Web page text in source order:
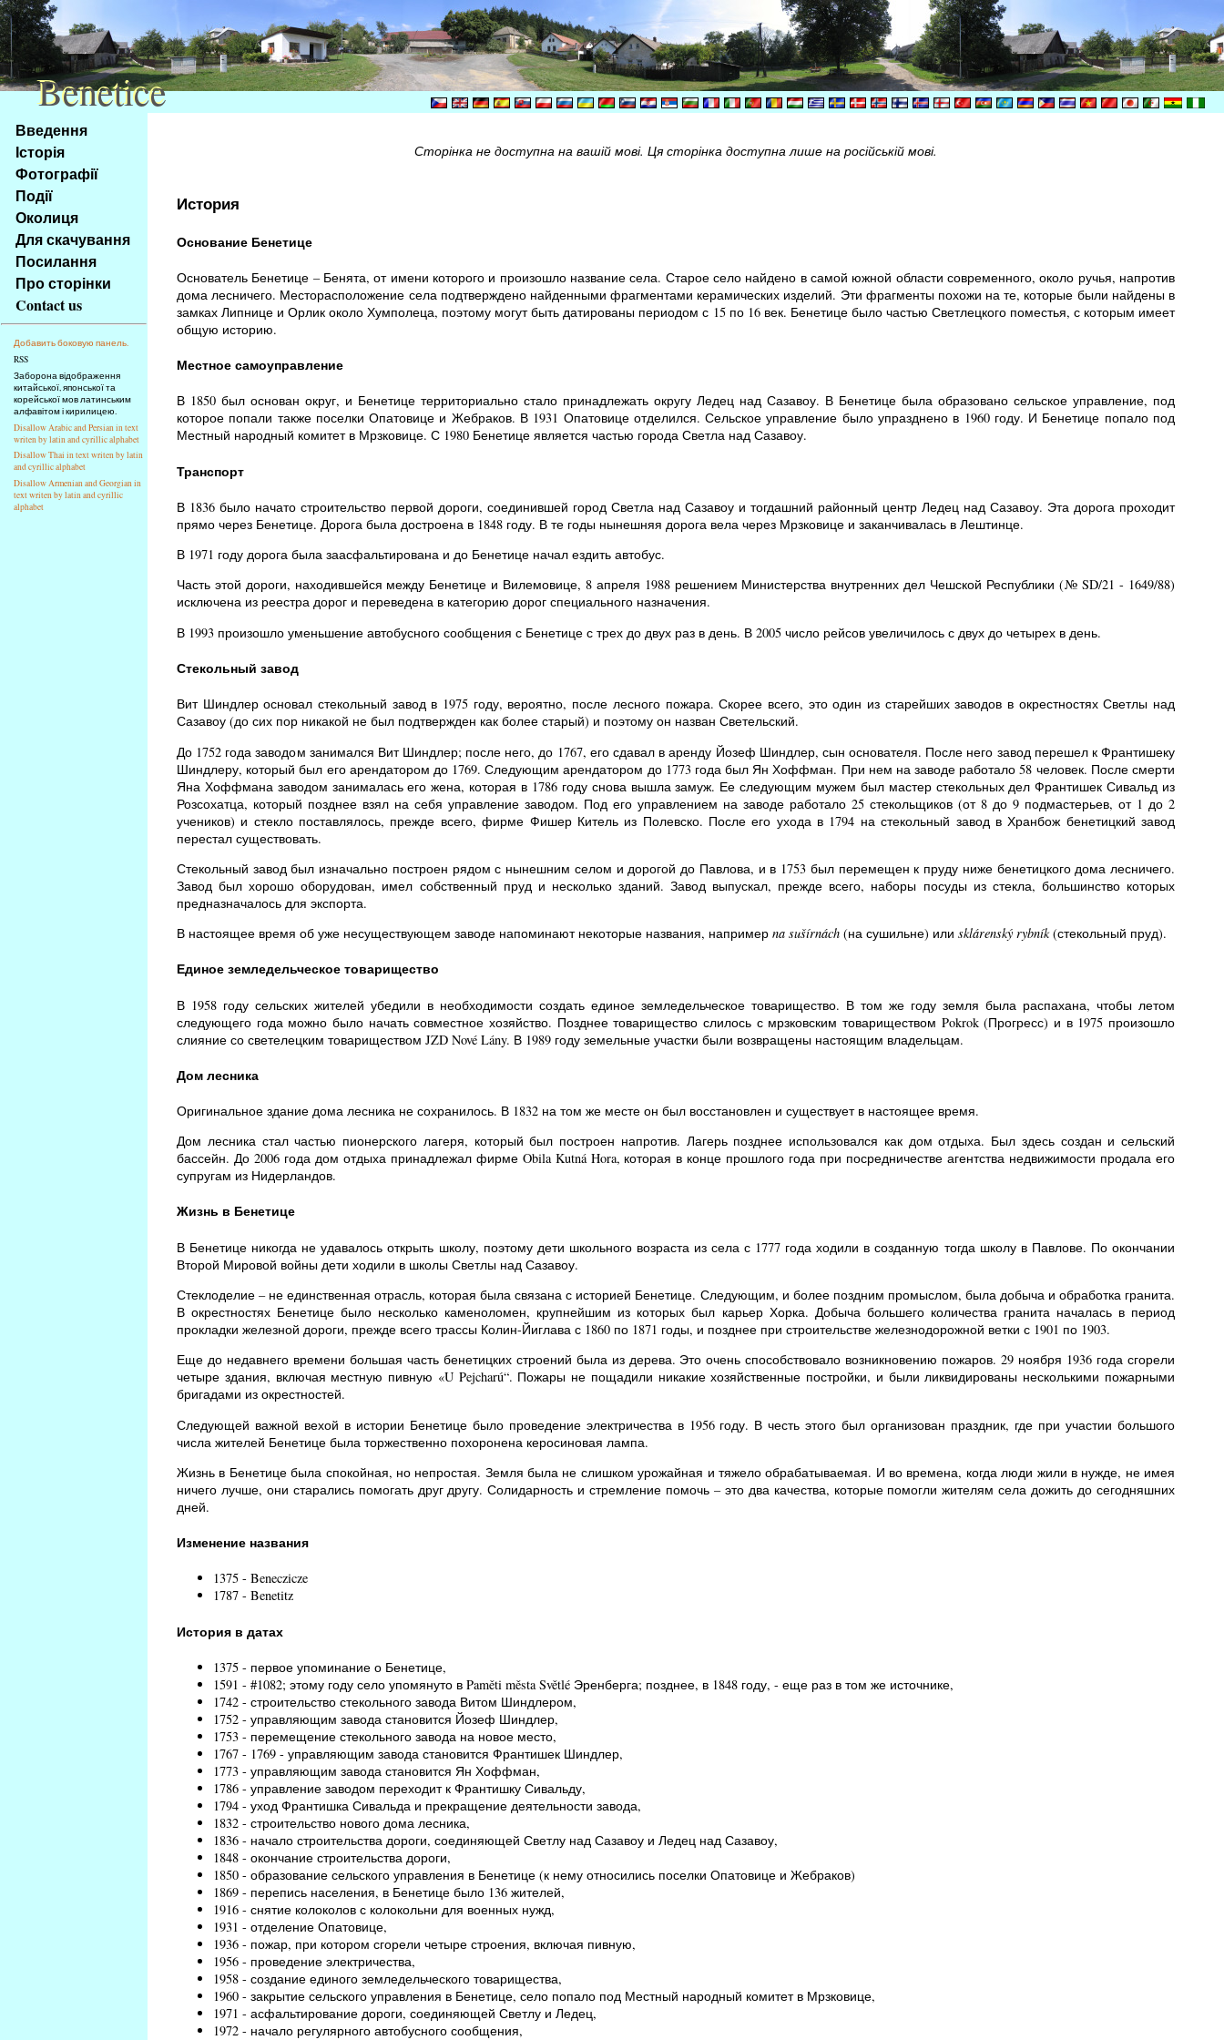
Na
obsah
stránky
Klávesové
zkratky
tomto
webu
základní
Hlavní
strana
Введення
Історія
Фотографії
Події
Околиця
Для скачування
Посилання
Про сторінки
Contact us
Добавить боковую панель.
RSS
Заборона відображення
китайської, японської та
корейської мов латинським
алфавітом і кирилицею.
Disallow Arabic and Persian in text
writen by latin and cyrillic alphabet
Disallow Thai in text writen by latin
and cyrillic alphabet
Disallow Armenian and Georgian in
text writen by latin and cyrillic
alphabet
Сторінка не доступна на вашій мові. Ця сторінка доступна лише на російській мові.
История
Основание Бенетице
Основатель Бенетице – Бенята, от имени которого и произошло название села. Старое село найдено в самой южной области современного, около ручья, напротив
дома лесничего. Месторасположение села подтверждено найденными фрагментами керамических изделий. Эти фрагменты похожи на те, которые были найдены в
замках Липнице и Орлик около Хумполеца, поэтому могут быть датированы периодом с 15 по 16 век. Бенетице было частью Светлецкого поместья, с которым имеет
общую историю.
Местное самоуправление
В 1850 был основан округ, и Бенетице территориально стало принадлежать округу Ледец над Сазавоу. В Бенетице была образовано сельское управление, под
которое попали также поселки Опатовице и Жебраков. В 1931 Опатовице отделился. Сельское управление было упразднено в 1960 году. И Бенетице попало под
Местный народный комитет в Мрзковице. С 1980 Бенетице является частью города Светла над Сазавоу.
Транспорт
В 1836 было начато строительство первой дороги, соединившей город Светла над Сазавоу и тогдашний районный центр Ледец над Сазавоу. Эта дорога проходит
прямо через Бенетице. Дорога была достроена в 1848 году. В те годы нынешняя дорога вела через Мрзковице и заканчивалась в Лештинце.
В 1971 году дорога была заасфальтирована и до Бенетице начал ездить автобус.
Часть этой дороги, находившейся между Бенетице и Вилемовице, 8 апреля 1988 решением Министерства внутренних дел Чешской Республики (№ SD/21 - 1649/88)
исключена из реестра дорог и переведена в категорию дорог специального назначения.
В 1993 произошло уменьшение автобусного сообщения с Бенетице с трех до двух раз в день. В 2005 число рейсов увеличилось с двух до четырех в день.
Стекольный завод
Вит Шиндлер основал стекольный завод в 1975 году, вероятно, после лесного пожара. Скорее всего, это один из старейших заводов в окрестностях Светлы над
Сазавоу (до сих пор никакой не был подтвержден как более старый) и поэтому он назван Светельский.
До 1752 года заводом занимался Вит Шиндлер; после него, до 1767, его сдавал в аренду Йозеф Шиндлер, сын основателя. После него завод перешел к Франтишеку
Шиндлеру, который был его арендатором до 1769. Следующим арендатором до 1773 года был Ян Хоффман. При нем на заводе работало 58 человек. После смерти
Яна Хоффмана заводом занималась его жена, которая в 1786 году снова вышла замуж. Ее следующим мужем был мастер стекольных дел Франтишек Сивальд из
Розсохатца, который позднее взял на себя управление заводом. Под его управлением на заводе работало 25 стекольщиков (от 8 до 9 подмастерьев, от 1 до 2
учеников) и стекло поставлялось, прежде всего, фирме Фишер Китель из Полевско. После его ухода в 1794 на стекольный завод в Хранбож бенетицкий завод
перестал существовать.
Стекольный завод был изначально построен рядом с нынешним селом и дорогой до Павлова, и в 1753 был перемещен к пруду ниже бенетицкого дома лесничего.
Завод был хорошо оборудован, имел собственный пруд и несколько зданий. Завод выпускал, прежде всего, наборы посуды из стекла, большинство которых
предназначалось для экспорта.
В настоящее время об уже несуществующем заводе напоминают некоторые названия, например na sušírnách (на сушильне) или sklárenský rybník(стекольный пруд).
Единое земледельческое товарищество
В 1958 году сельских жителей убедили в необходимости создать единое земледельческое товарищество. В том же году земля была распахана, чтобы летом
следующего года можно было начать совместное хозяйство. Позднее товарищество слилось с мрзковским товариществом Pokrok (Прогресс) и в 1975 произошло
слияние со светелецким товариществом JZD Nové Lány. В 1989 году земельные участки были возвращены настоящим владельцам.
Дом лесника
Оригинальное здание дома лесника не сохранилось. В 1832 на том же месте он был восстановлен и существует в настоящее время.
Дом лесника стал частью пионерского лагеря, который был построен напротив. Лагерь позднее использовался как дом отдыха. Был здесь создан и сельский
бассейн. До 2006 года дом отдыха принадлежал фирме Obila Kutná Hora, которая в конце прошлого года при посредничестве агентства недвижимости продала его
супругам из Нидерландов.
Жизнь в Бенетице
В Бенетице никогда не удавалось открыть школу, поэтому дети школьного возраста из села с 1777 года ходили в созданную тогда школу в Павлове. По окончании
Второй Мировой войны дети ходили в школы Светлы над Сазавоу.
Стеклоделие – не единственная отрасль, которая была связана с историей Бенетице. Следующим, и более поздним промыслом, была добыча и обработка гранита.
В окрестностях Бенетице было несколько каменоломен, крупнейшим из которых был карьер Хорка. Добыча большего количества гранита началась в период
прокладки железной дороги, прежде всего трассы Колин-Йиглава с 1860 по 1871 годы, и позднее при строительстве железнодорожной ветки с 1901 по 1903.
Еще до недавнего времени большая часть бенетицких строений была из дерева. Это очень способствовало возникновению пожаров. 29 ноября 1936 года сгорели
четыре здания, включая местную пивную «U Pejcharú“. Пожары не пощадили никакие хозяйственные постройки, и были ликвидированы несколькими пожарными
бригадами из окрестностей.
Следующей важной вехой в истории Бенетице было проведение электричества в 1956 году. В честь этого был организован праздник, где при участии большого
числа жителей Бенетице была торжественно похоронена керосиновая лампа.
Жизнь в Бенетице была спокойная, но непростая. Земля была не слишком урожайная и тяжело обрабатываемая. И во времена, когда люди жили в нужде, не имея
ничего лучше, они старались помогать друг другу. Солидарность и стремление помочь – это два качества, которые помогли жителям села дожить до сегодняшних
дней.
Изменение названия
1375 - Beneczicze
1787 - Benetitz
История в датах
1375 - первое упоминание о Бенетице,
1591 - #1082; этому году село упомянуто в Paměti města Světlé Эренберга; позднее, в 1848 году, - еще раз в том же источнике,
1742 - строительство стекольного завода Витом Шиндлером,
1752 - управляющим завода становится Йозеф Шиндлер,
1753 - перемещение стекольного завода на новое место,
1767 - 1769 - управляющим завода становится Франтишек Шиндлер,
1773 - управляющим завода становится Ян Хоффман,
1786 - управление заводом переходит к Франтишку Сивальду,
1794 - уход Франтишка Сивальда и прекращение деятельности завода,
1832 - строительство нового дома лесника,
1836 - начало строительства дороги, соединяющей Светлу над Сазавоу и Ледец над Сазавоу,
1848 - окончание строительства дороги,
1850 - образование сельского управления в Бенетице (к нему относились поселки Опатовице и Жебраков)
1869 - перепись населения, в Бенетице было 136 жителей,
1916 - снятие колоколов с колокольни для военных нужд,
1931 - отделение Опатовице,
1936 - пожар, при котором сгорели четыре строения, включая пивную,
1956 - проведение электричества,
1958 - создание единого земледельческого товарищества,
1960 - закрытие сельского управления в Бенетице, село попало под Местный народный комитет в Мрзковице,
1971 - асфальтирование дороги, соединяющей Светлу и Ледец,
1972 - начало регулярного автобусного сообщения,
Benetice
Benetice